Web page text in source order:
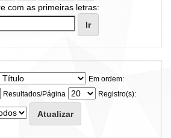
com as primeiras letras:
Em ordem:
Resultados/Página
Registro(s):